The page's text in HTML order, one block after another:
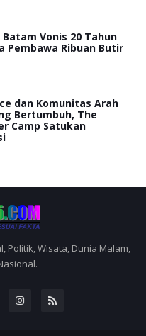
Vonis 20 Tahun
Pembawa Ribuan Butir
dan Komunitas Arah
Bertumbuh, The
Camp Satukan
Politik, Wisata, Dunia Malam,